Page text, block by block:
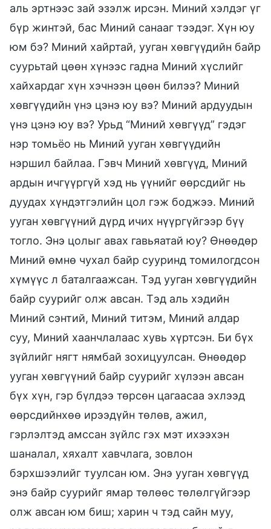
аль эртнээс зай эзэлж ирсэн. Миний хэлдэг үг
бүр жинтэй, бас Миний санааг тээдэг. Хүн юу
юм бэ? Миний хайртай, ууган хөвгүүдийн байр
суурьтай цөөн хүнээс гадна Миний хүслийг
хайхардаг хүн хэчнээн цөөн билээ? Миний
хөвгүүдийн үнэ цэнэ юу вэ? Миний ардуудын
үнэ цэнэ юу вэ? Урьд “Миний хөвгүүд” гэдэг
нэр томьёо нь Миний ууган хөвгүүдийн
нэршил байлаа. Гэвч Миний хөвгүүд, Миний
ардын ичгүүргүй хэд нь үүнийг өөрсдийг нь
дуудах хүндэтгэлийн цол гэж боджээ. Миний
ууган хөвгүүний дүрд ичих нүүргүйгээр бүү
тогло. Энэ цолыг авах гавьяатай юу? Өнөөдөр
Миний өмнө чухал байр сууринд томилогдсон
хүмүүс л баталгаажсан. Тэд ууган хөвгүүдийн
байр суурийг олж авсан. Тэд аль хэдийн
Миний сэнтий, Миний титэм, Миний алдар
суу, Миний хаанчлалаас хувь хүртсэн. Би бүх
зүйлийг нягт нямбай зохицуулсан. Өнөөдөр
ууган хөвгүүний байр суурийг хүлээн авсан
бүх хүн, гэр бүлдээ төрсөн цагаасаа эхлээд
өөрсдийнхөө ирээдүйн төлөв, ажил,
гэрлэлтэд амссан зүйлс гэх мэт ихээхэн
шаналал, хяхалт хавчлага, зовлон
бэрхшээлийг туулсан юм. Энэ ууган хөвгүүд
энэ байр суурийг ямар төлөөс төлөлгүйгээр
олж авсан юм биш; харин ч тэд сайн муу,